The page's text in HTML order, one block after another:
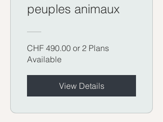
peuples animaux
CHF 490.00 or 2 Plans
Available
View Details